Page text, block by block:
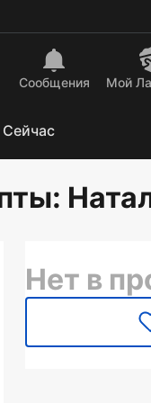
Сообщения Mой
:
Нет в